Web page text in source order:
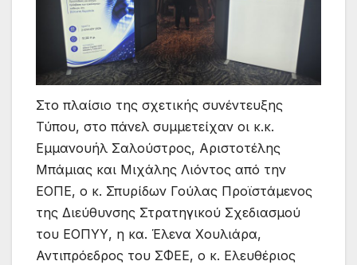
Στο πλαίσιο της σχετικής συνέντευξης
Τύπου, στο πάνελ συμμετείχαν οι κ.κ.
Εμμανουήλ Σαλούστρος, Αριστοτέλης
Μπάμιας και Μιχάλης Λιόντος από την
ΕΟΠΕ, ο κ. Σπυρίδων Γούλας Προϊστάμενος
της Διεύθυνσης Στρατηγικού Σχεδιασμού
του ΕΟΠΥΥ, η κα. Έλενα Χουλιάρα,
Αντιπρόεδρος του ΣΦΕΕ, ο κ. Ελευθέριος